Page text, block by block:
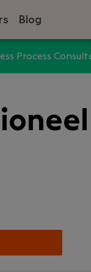
Blog
Process